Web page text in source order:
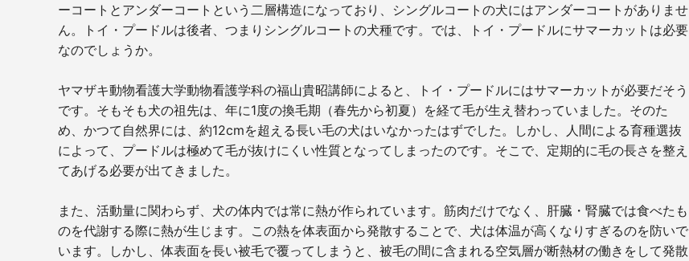
ーコートとアンダーコートという二層構造になっており、シングルコートの犬にはアンダーコートがありませ
ん。トイ・プードルは後者、つまりシングルコートの犬種です。では、トイ・プードルにサマーカットは必要
なのでしょうか。
ヤマザキ動物看護大学動物看護学科の福山貴昭講師によると、トイ・プードルにはサマーカットが必要だそう
です。そもそも犬の祖先は、年に1度の換毛期（春先から初夏）を経て毛が生え替わっていました。そのた
め、かつて自然界には、約12cmを超える長い毛の犬はいなかったはずでした。しかし、人間による育種選抜
によって、プードルは極めて毛が抜けにくい性質となってしまったのです。そこで、定期的に毛の長さを整え
てあげる必要が出てきました。
また、活動量に関わらず、犬の体内では常に熱が作られています。筋肉だけでなく、肝臓・腎臓では食べたも
のを代謝する際に熱が生じます。この熱を体表面から発散することで、犬は体温が高くなりすぎるのを防いで
います。しかし、体表面を長い被毛で覆ってしまうと、被毛の間に含まれる空気層が断熱材の働きをして発散